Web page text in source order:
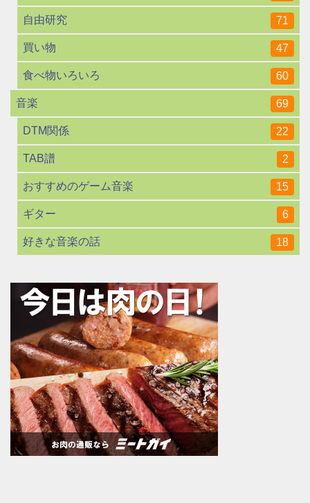
自由研究 71
買い物 47
食べ物いろいろ 60
音楽 69
DTM関係 22
TAB譜 2
おすすめのゲーム音楽 15
ギター 6
好きな音楽の話 18